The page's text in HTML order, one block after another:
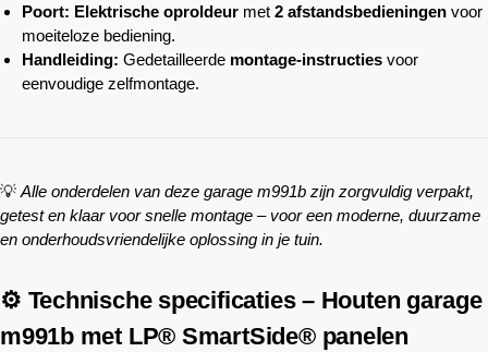
Poort: Elektrische oproldeur met 2 afstandsbedieningen voor
moeiteloze bediening.
Handleiding: Gedetailleerde montage-instructies voor
eenvoudige zelfmontage.
💡 Alle onderdelen van deze garage m991b zijn zorgvuldig verpakt,
getest en klaar voor snelle montage – voor een moderne, duurzame
en onderhoudsvriendelijke oplossing in je tuin.
⚙️ Technische specificaties – Houten garage
m991b met LP® SmartSide® panelen